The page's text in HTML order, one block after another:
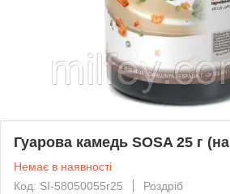
Гуарова камедь SOSA 25 г
Немає в наявності
Код: SI-58050055r25
Роздріб